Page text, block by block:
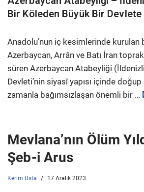
Bir Köleden Büyük Bir Devlete
Anadolu’nun iç kesimlerinde kurulan
Azerbaycan, Arrân ve Batı İran
süren Azerbaycan Atabeyliği
Devleti’nin siyasî yapısı içinde
zamanla bağımsızlaşan önemli bir …
Mevlana’nın Ölüm
Şeb-i Arus
Kerim Usta 17 Aralık 2023